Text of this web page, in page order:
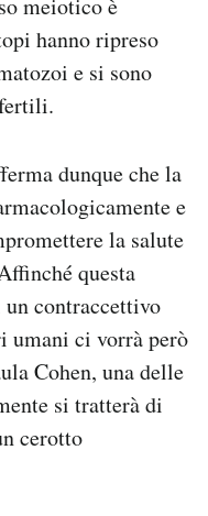
hanno ripreso
e si sono
dunque che la
e
la salute
questa
contraccettivo
umani ci vorrà però
Cohen, una delle
si tratterà di
cerotto